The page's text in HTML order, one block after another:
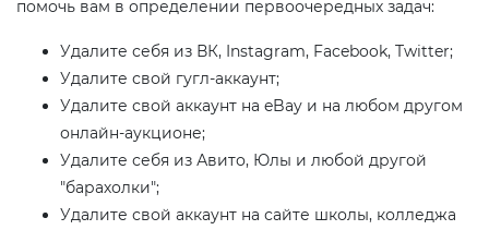
помочь вам в определении первоочередных задач:
Удалите себя из ВК, Instagram, Facebook, Twitter;
Удалите свой гугл-аккаунт;
Удалите свой аккаунт на eBay и на любом другом
онлайн-аукционе;
Удалите себя из Авито, Юлы и любой другой
"барахолки";
Удалите свой аккаунт на сайте школы, колледжа